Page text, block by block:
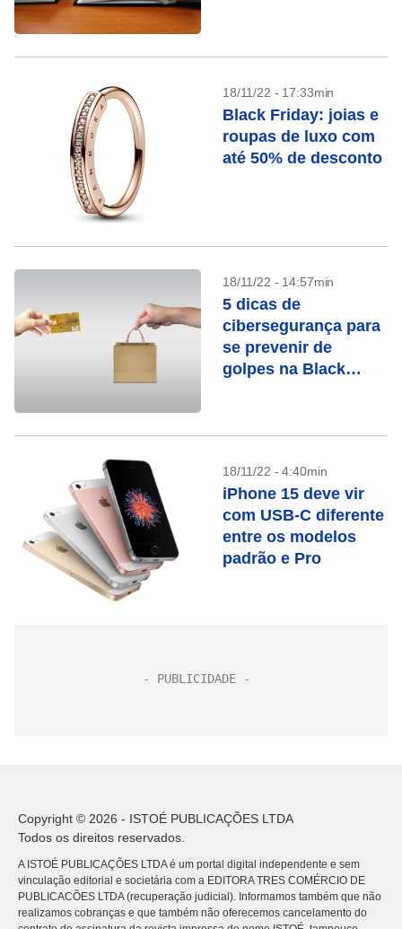
18/11/22 - 17:33min
Black Friday: joias e
roupas de luxo com
até 50% de desconto
18/11/22 - 14:57min
5 dicas de
cibersegurança para
se prevenir de
golpes na Black
18/11/22 - 4:40min
iPhone 15 deve vir
com USB-C diferente
entre os modelos
padrão e Pro
Copyright © 2026 - ISTOÉ PUBLICAÇÕES LTDA
Todos os direitos reservados.
A ISTOÉ PUBLICAÇÕES LTDA é um portal digital independente e sem
vinculação editorial e societária com a EDITORA TRES COMÉRCIO DE
PUBLICACÕES LTDA (recuperação judicial). Informamos também que não
realizamos cobranças e que também não oferecemos cancelamento do